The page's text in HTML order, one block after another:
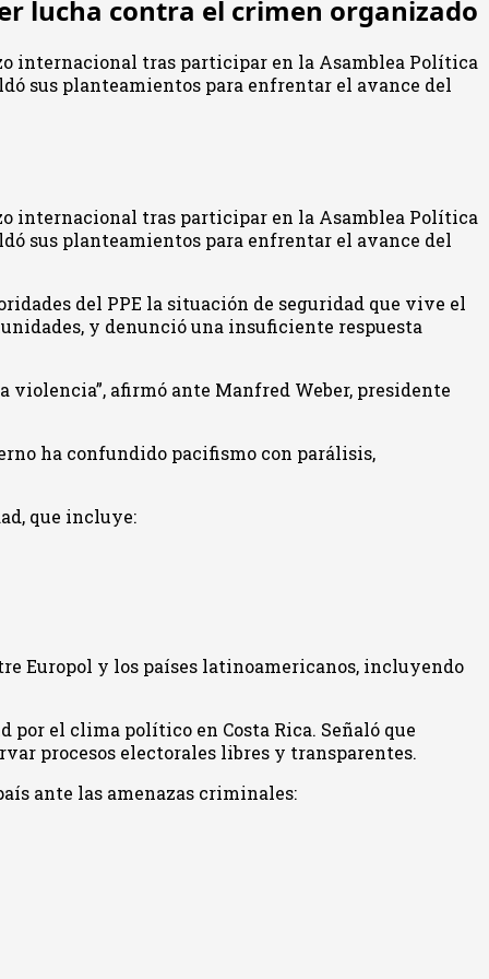
lucha contra el crimen organizado
internacional tras participar en la Asamblea Política
sus planteamientos para enfrentar el avance del
internacional tras participar en la Asamblea Política
sus planteamientos para enfrentar el avance del
del PPE la situación de seguridad que vive el
y denunció una insuficiente respuesta
violencia”, afirmó ante Manfred Weber, presidente
ha confundido pacifismo con parálisis,
que incluye:
Europol y los países latinoamericanos, incluyendo
el clima político en Costa Rica. Señaló que
procesos electorales libres y transparentes.
ante las amenazas criminales: